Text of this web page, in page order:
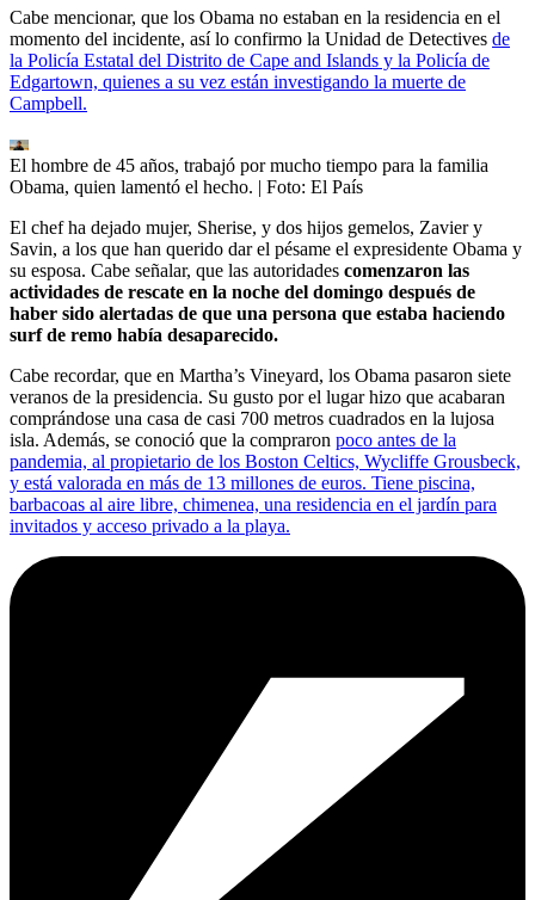
Cabe mencionar, que los Obama no estaban en la residencia en el
momento del incidente, así lo confirmo la Unidad de Detectives de
la Policía Estatal del Distrito de Cape and Islands y la Policía de
Edgartown, quienes a su vez están investigando la muerte de
Campbell.
El hombre de 45 años, trabajó por mucho tiempo para la familia
Obama, quien lamentó el hecho. | Foto: El País
El chef ha dejado mujer, Sherise, y dos hijos gemelos, Zavier y
Savin, a los que han querido dar el pésame el expresidente Obama y
su esposa. Cabe señalar, que las autoridades comenzaron las
actividades de rescate en la noche del domingo después de
haber sido alertadas de que una persona que estaba haciendo
surf de remo había desaparecido.
Cabe recordar, que en Martha’s Vineyard, los Obama pasaron siete
veranos de la presidencia. Su gusto por el lugar hizo que acabaran
comprándose una casa de casi 700 metros cuadrados en la lujosa
isla. Además, se conoció que la compraron poco antes de la
pandemia, al propietario de los Boston Celtics, Wycliffe Grousbeck,
y está valorada en más de 13 millones de euros. Tiene piscina,
barbacoas al aire libre, chimenea, una residencia en el jardín para
invitados y acceso privado a la playa.